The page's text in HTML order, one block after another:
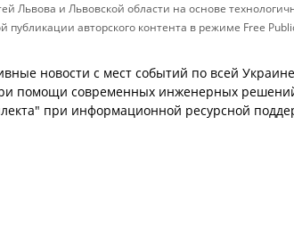
Львова и Львовской области на основе
публикации авторского контента в режиме Free
новости с мест событий по всей
помощи современных инженерных
при информационной ресурсной